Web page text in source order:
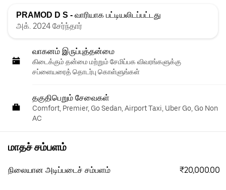
PRAMOD D S - வாரியாக பட்டியலிடப்பட்டது
அக். 2024 சேர்ந்தார்
வாகனம் இருப்புத்தன்மை
கிடைக்கும் தன்மை மற்றும் சேமிப்பக விவரங்களுக்கு
சப்ளையரைத் தொடர்பு கொள்ளுங்கள்
தகுதிபெறும் சேவைகள்
Comfort, Premier, Go Sedan, Airport Taxi, Uber Go, Go Non
AC
மாதச் சம்பளம்
நிலையான அடிப்படைச் சம்பளம் ₹20,000.00